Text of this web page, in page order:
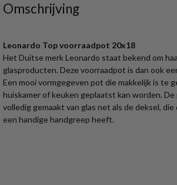
Omschrijving
Leonardo Top voorraadpot 20x18
Het Duitse merk Leonardo staat bekend om
glasproducten. Deze voorraadpot is dan ook
Een mooi vormgegeven pot die makkelijk is te
huiskamer of keuken geplaatst kan worden.
volledig gemaakt van glas net als de deksel,
een handige handgreep heeft.